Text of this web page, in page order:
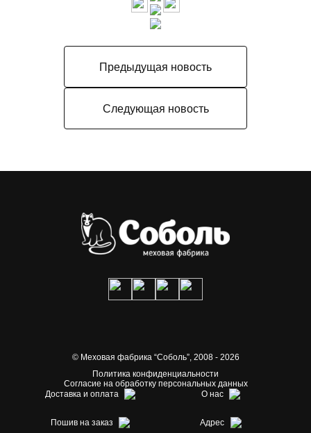
Предыдущая новость
Следующая новость
© Меховая фабрика “Соболь”,2008 - 2026
Политика конфиденциальности
Согласие на обработку персональных данных
Доставка и оплата
О нас
Пошив на заказ Адрес